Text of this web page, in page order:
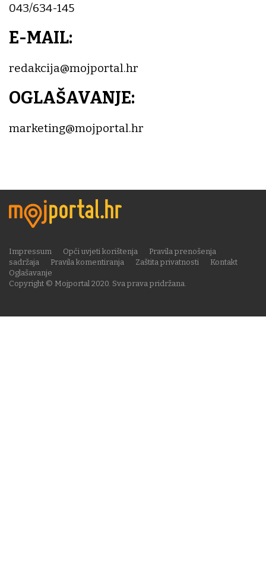
043/634-145
E-MAIL:
redakcija@mojportal.hr
OGLAŠAVANJE:
marketing@mojportal.hr
Copyright © Mojportal 2020. Sva prava pridržana.
Impressum Opći uvjeti korištenja
Pravila prenošenja
sadržaja
Pravila komentiranja Zaštita privatnosti
Kontakt
Oglašavanje